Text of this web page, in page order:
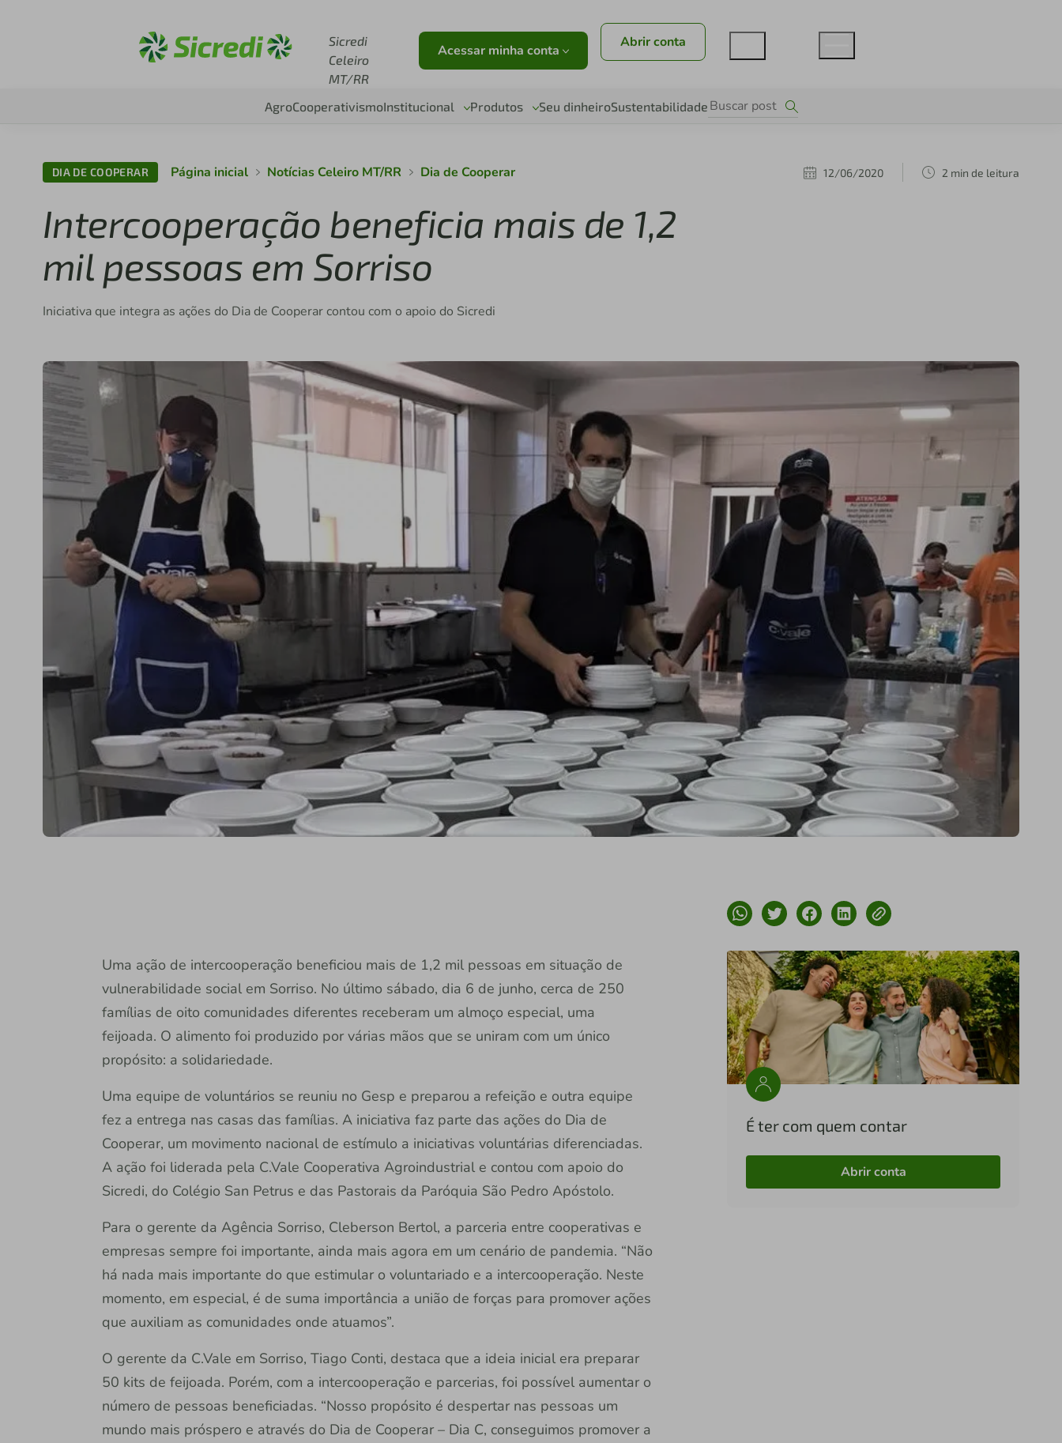
Sicredi
Celeiro
MT/RR
Acessar minha conta Abrir conta
AgroCooperativismoInstitucional Produtos Seu dinheiroSustentabilidade
DIA DE COOPERAR Página inicial Notícias Celeiro MT/RR Dia de Cooperar 12/06/2020 2 min de leitura
Intercooperação beneficia mais de 1,2
mil pessoas em Sorriso
Iniciativa que integra as ações do Dia de Cooperar contou com o apoio do Sicredi
Uma ação de intercooperação beneficiou mais de 1,2 mil pessoas em situação de
vulnerabilidade social em Sorriso. No último sábado, dia 6 de junho, cerca de 250
famílias de oito comunidades diferentes receberam um almoço especial, uma
feijoada. O alimento foi produzido por várias mãos que se uniram com um único
propósito: a solidariedade.
Uma equipe de voluntários se reuniu no Gesp e preparou a refeição e outra equipe
fez a entrega nas casas das famílias. A iniciativa faz parte das ações do Dia de
Cooperar, um movimento nacional de estímulo a iniciativas voluntárias diferenciadas.
A ação foi liderada pela C.Vale Cooperativa Agroindustrial e contou com apoio do
Sicredi, do Colégio San Petrus e das Pastorais da Paróquia São Pedro Apóstolo.
Para o gerente da Agência Sorriso, Cleberson Bertol, a parceria entre cooperativas e
empresas sempre foi importante, ainda mais agora em um cenário de pandemia. “Não
há nada mais importante do que estimular o voluntariado e a intercooperação. Neste
momento, em especial, é de suma importância a união de forças para promover ações
que auxiliam as comunidades onde atuamos”.
O gerente da C.Vale em Sorriso, Tiago Conti, destaca que a ideia inicial era preparar
50 kits de feijoada. Porém, com a intercooperação e parcerias, foi possível aumentar o
número de pessoas beneficiadas. “Nosso propósito é despertar nas pessoas um
mundo mais próspero e através do Dia de Cooperar – Dia C, conseguimos promover a
É ter com quem contar
Abrir conta